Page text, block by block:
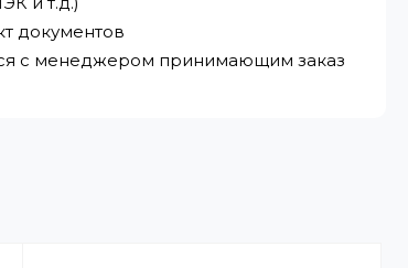
документов
с менеджером принимающим заказ